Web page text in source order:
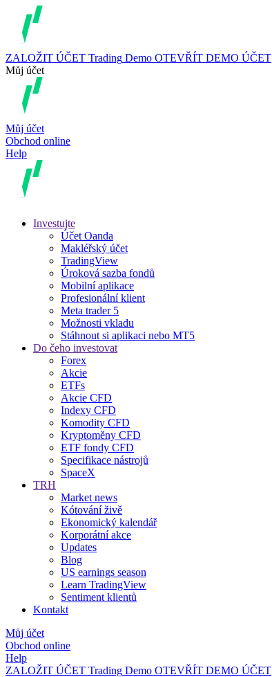
ZALOŽIT ÚČET Trading Demo OTEVŘÍT DEMO ÚČET
Můj účet
Můj účet
Obchod online
Help
Investujte
Účet Oanda
Makléřský účet
TradingView
Úroková sazba fondů
Mobilní aplikace
Profesionální klient
Meta trader 5
Možnosti vkladu
Stáhnout si aplikaci nebo MT5
Do čeho investovat
Forex
Akcie
ETFs
Akcie CFD
Indexy CFD
Komodity CFD
Kryptoměny CFD
ETF fondy CFD
Specifikace nástrojů
SpaceX
TRH
Market news
Kótování živě
Ekonomický kalendář
Korporátní akce
Updates
Blog
US earnings season
Learn TradingView
Sentiment klientů
Kontakt
Můj účet
Obchod online
Help
ZALOŽIT ÚČET Trading Demo OTEVŘÍT DEMO ÚČET